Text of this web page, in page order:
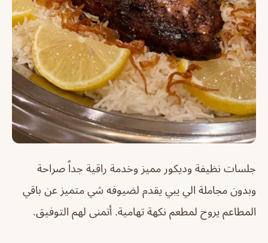
جلسات نظيفة وديكور مميز وخدمة راقية جداً صراحة
وبدون مجاملة الي يبي يقدم لضيوفه شي متميز عن باقي
المطاعم يروح لمطعم نكهة تهامية. أتمنى لهم التوفيق.